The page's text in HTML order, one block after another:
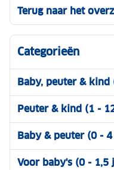
Terug naar het
Categorieën
Baby, peuter & kind
Peuter & kind (1 -
Baby & peuter (0 -
Voor baby's (0 - 1,5